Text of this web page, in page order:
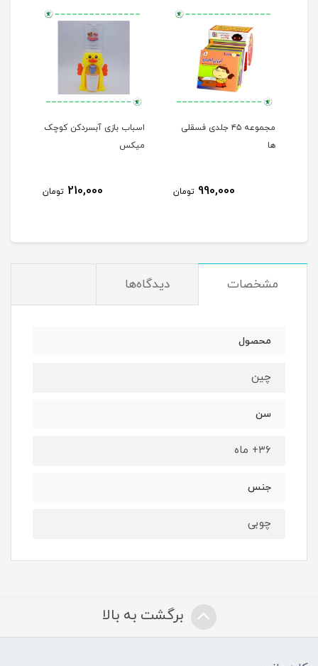
مجموعه ۴۵ جلدی فسقلی
ها
990,000 تومان
اسباب بازی آبسردکن کوچک
میکس
210,000 تومان
مشخصات دیدگاه‌ها
محصول
چین
سن
۳۶+ ماه
جنس
چوبی
برگشت به بالا